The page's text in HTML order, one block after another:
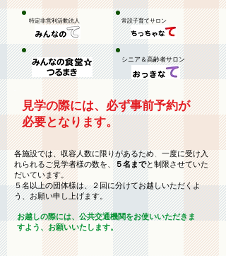
特定非営利活動法人 ​常設子育てサロン
​シニア＆高齢者サロン
見学の際には、必ず事前予約が
必要となります。
各施設では、収容人数に限りがあるため
一度に受け入
れられるご見学者様の数を、５名までと制限させていた
だいています。
５名以上の団体様は、２回に分けてお越しいただくよ
う、お願い申し上げます。
お越しの際には、公共交通機関をお使いいただきま
すよう、お願いいたします。